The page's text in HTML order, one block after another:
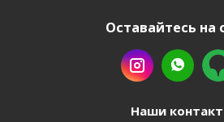
Оставайтесь на
Наши